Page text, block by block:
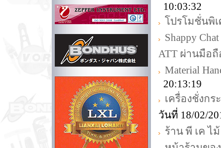
10:03:32
โปรโมชั่นพิ
Shappy
ATT ผ่านมือถื
Material
20:13:19
เครื่องชั่งกร
วันที่ 18/02/
ร้าน พี เค ไ